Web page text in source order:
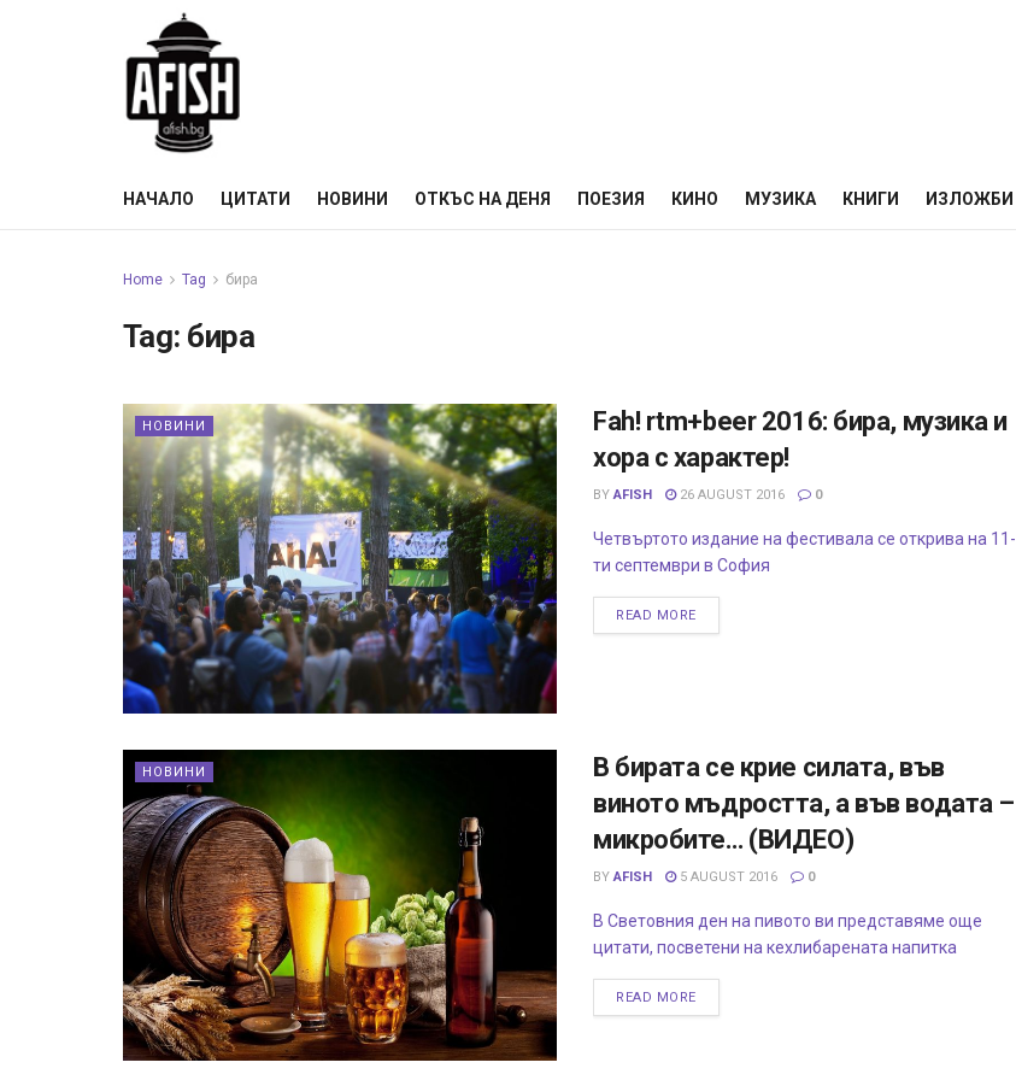
НАЧАЛО ЦИТАТИ НОВИНИ ОТКЪС НА ДЕНЯ ПОЕЗИЯ КИНО МУЗИКА КНИГИ ИЗЛОЖБИ
Home Tag бира
Tag: бира
НОВИНИ
Fah! rtm+beer 2016: бира, музика и
хора с характер!
BY AFISH 26 AUGUST 2016 0
Четвъртото издание на фестивала се открива на 11-
ти септември в София
READ MORE
НОВИНИ
В бирата се крие силата, във
виното мъдростта, а във водата –
микробите… (ВИДЕО)
BY AFISH 5 AUGUST 2016 0
В Световния ден на пивото ви представяме още
цитати, посветени на кехлибарената напитка
READ MORE